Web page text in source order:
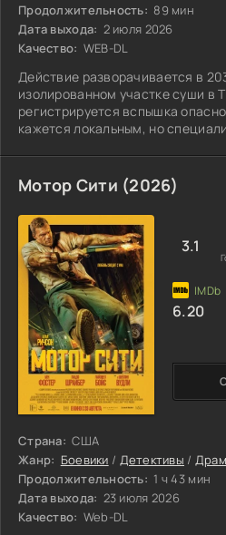
Продолжительность: 89 мин
Дата выхода: 2 июля 2026
Качество: WEB-DL
Действие разворачивается в
изолированном участке суши в
регистрируется вспышка
кажется локальным, но
территории
Мотор Сити (2026)
Страна: США
Жанр: Боевики / Детективы /
Продолжительность: 1 ч 43 мин
Дата выхода: 23 июля 2026
Качество: Web-DL
3.1
6.20